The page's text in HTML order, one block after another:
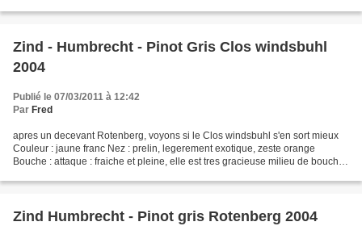
Zind - Humbrecht - Pinot Gris Clos windsbuhl
2004
Publié le 07/03/2011 à 12:42
Par Fred
apres un decevant Rotenberg, voyons si le Clos windsbuhl s'en sort mieux
Couleur : jaune franc Nez : prelin, legerement exotique, zeste orange
Bouche : attaque : fraiche et pleine, elle est tres gracieuse milieu de bouche :
Zind Humbrecht - Pinot gris Rotenberg 2004